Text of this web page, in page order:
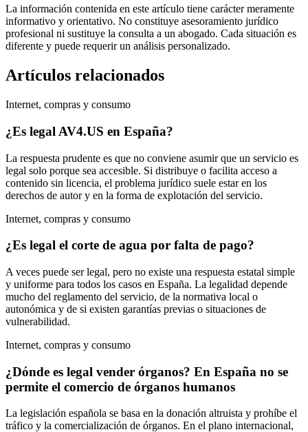
La información contenida en este artículo tiene carácter meramente
informativo y orientativo. No constituye asesoramiento jurídico
profesional ni sustituye la consulta a un abogado. Cada situación es
diferente y puede requerir un análisis personalizado.
Artículos relacionados
Internet, compras y consumo
¿Es legal AV4.US en España?
La respuesta prudente es que no conviene asumir que un servicio es
legal solo porque sea accesible. Si distribuye o facilita acceso a
contenido sin licencia, el problema jurídico suele estar en los
derechos de autor y en la forma de explotación del servicio.
Internet, compras y consumo
¿Es legal el corte de agua por falta de pago?
A veces puede ser legal, pero no existe una respuesta estatal simple
y uniforme para todos los casos en España. La legalidad depende
mucho del reglamento del servicio, de la normativa local o
autonómica y de si existen garantías previas o situaciones de
vulnerabilidad.
Internet, compras y consumo
¿Dónde es legal vender órganos? En España no se
permite el comercio de órganos humanos
La legislación española se basa en la donación altruista y prohíbe el
tráfico y la comercialización de órganos. En el plano internacional,